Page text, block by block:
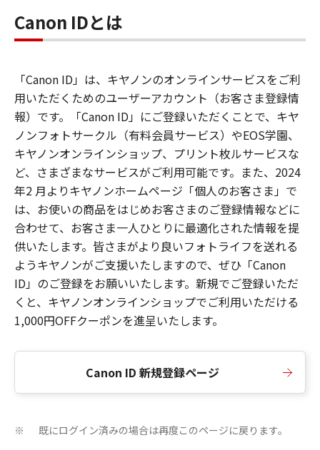
Canon IDとは
「Canon ID」は、キヤノンのオンラインサービスをご利
用いただくためのユーザーアカウント（お客さま登録情
報）です。「Canon ID」にご登録いただくことで、キヤ
ノンフォトサークル（有料会員サービス）やEOS学園、
キヤノンオンラインショップ、プリント枚ルサービスな
ど、さまざまなサービスがご利用可能です。また、2024
年2 月よりキヤノンホームページ「個人のお客さま」で
は、お使いの商品をはじめお客さまのご登録情報などに
合わせて、お客さま一人ひとりに最適化された情報を提
供いたします。皆さまがより良いフォトライフを送れる
ようキヤノンがご支援いたしますので、ぜひ「Canon
ID」のご登録をお願いいたします。新規でご登録いただ
くと、キヤノンオンラインショップでご利用いただける
1,000円OFFクーポンを進呈いたします。
Canon ID 新規登録ページ
※ 既にログイン済みの場合は再度このページに戻ります。